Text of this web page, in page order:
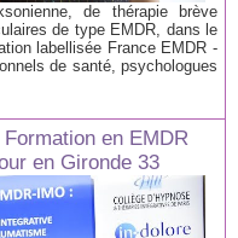
de thérapie brève
de type EMDR, dans le
labellisée France EMDR -
de santé, psychologues
en EMDR
en Gironde 33